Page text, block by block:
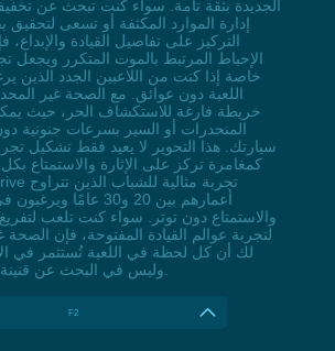
الجديدة بثقة تامة. سواء كنت تبحث عن
إدارة الموارد المكثفة أو تسعى
التركيز على تفاصيل القيادة والإبداع،
الإحباط المرتبط بالموت المتكرر ويجعل
خاصة إذا كنت من اللاعبين الجدد الذين
اللعبة دون عوائق. مع الصحة غير
خريطة فارغة للاستكشاف الحر، حيث
المنحدرات أو السير بسرعات جنونية
سيارتك. هذا التحوير لا يعيد فقط تشكيل
كمغامرة تركز على الإثارة والاستمتاع
أعمارهم بين 20 و30
والاستمتاع دون توتر. سواء كنت تلعب
لتجربة عوالم القيادة المفتوحة، فإن
لك أن كل لحظة في اللعبة تُستثمر في
F2